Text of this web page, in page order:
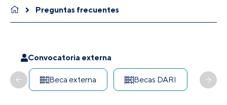
Preguntas frecuentes
Convocatoria externa
Beca externa Becas DARI